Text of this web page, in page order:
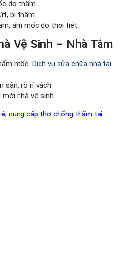
do thấm
bị thấm
ẩm mốc do thời tiết.
Vệ Sinh – Nhà Tắm
mốc. Dịch vụ sửa chữa nhà tại
sàn, rò rỉ vách
mới nhà vệ sinh
cung cấp thợ chống thấm tại